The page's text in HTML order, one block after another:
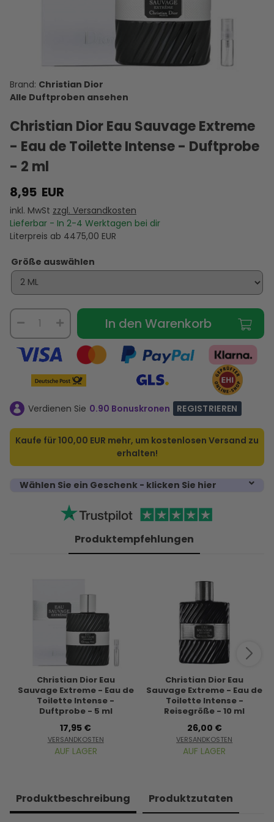
AUF LAGER
- 2 ml
VERSANDKOSTEN
AUF LAGER
de Marly
Darley -
Eau de
Parfum -
Duftprobe
VERSANDKOSTEN
AUF LAGER
Legend -
Eau de
Parfum -
Duftprobe
- 2 ml
7,95 €
VERSANDKOSTEN
AUF LAGER
Parfum -
Duftprobe
8,95 €
AUF LAGER
Christian Dior
Alle Duftproben ansehen
Christian Dior Eau Sauvage Extreme
- Eau de Toilette Intense - Duftprobe
- 2 ml
8,95EUR
inkl. MwSt zzgl. Versandkosten
Lieferbar - In 2-4 Werktagen bei dir
Literpreis ab 4475,00 EUR
Größe auswählen
In den Warenkorb
Verdienen Sie 0.90 Bonuskronen REGISTRIEREN
Kaufe für100,00 EUR mehr, um kostenlosen Versand zu
erhalten!
Wählen Sie ein Geschenk - klicken Sie hier
Produktempfehlungen
Christian Dior Eau
Sauvage Extreme - Eau de
Toilette Intense -
Duftprobe - 5 ml
17,95 €
VERSANDKOSTEN
AUF LAGER
Christian Dior Eau
Sauvage Extreme - Eau de
Toilette Intense -
Reisegröße - 10 ml
26,00 €
VERSANDKOSTEN
AUF LAGER
Produkt­beschreibung Produkt­zutaten